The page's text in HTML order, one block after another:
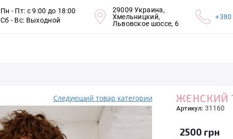
Пн - Пт: с 9:00 до 18:00
Сб - Вс: Выходной
29009 Украина,
Хмельницкий,
Львовское шоссе, 6
Следуюший товар категории ЖЕНСКИЙ
Артикул: 31160
2500 грн